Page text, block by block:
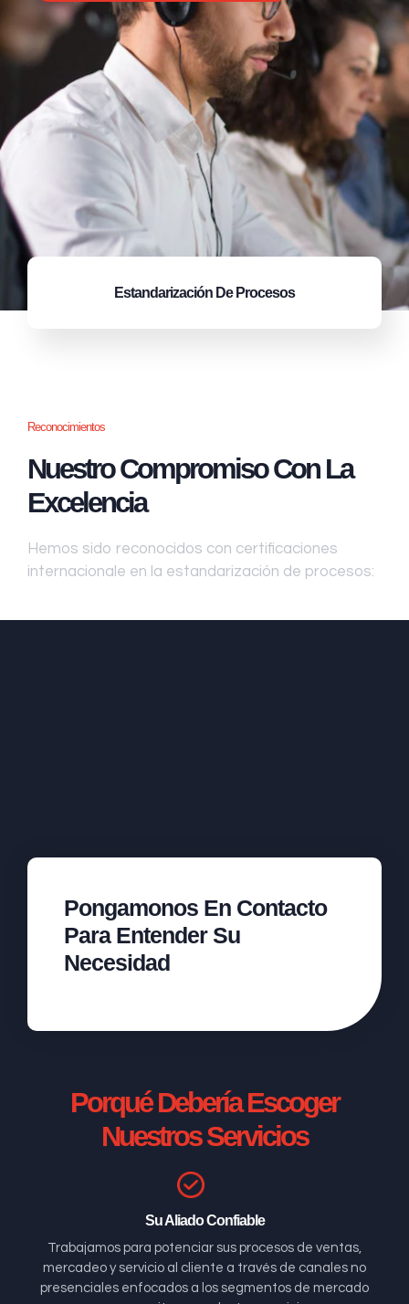
Estandarización De Procesos
Reconocimientos
Nuestro Compromiso Con La
Excelencia
Hemos sido reconocidos con certificaciones
internacionale en la estandarización de procesos:
Pongamonos En Contacto
Para Entender Su
Necesidad
Porqué Debería Escoger
Nuestros Servicios
Su Aliado Confiable
Trabajamos para potenciar sus procesos de ventas,
mercadeo y servicio al cliente a través de canales no
presenciales enfocados a los segmentos de mercado